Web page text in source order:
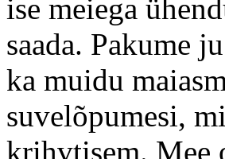
ise meiega
saada. Pakume
ka muidu
suvelõpumesi,
krihvtisem. Mee